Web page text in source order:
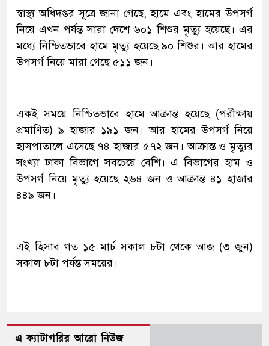
স্বাস্থ্য অধিদপ্তর সূত্রে জানা গেছে, হামে এবং হামের উপসর্গ
নিয়ে এখন পর্যন্ত সারা দেশে ৬০১ শিশুর মৃত্যু হয়েছে। এর
মধ্যে নিশ্চিতভাবে হামে মৃত্যু হয়েছে ৯০ শিশুর। আর হামের
উপসর্গ নিয়ে মারা গেছে ৫১১ জন।
একই সময়ে নিশ্চিতভাবে হামে আক্রান্ত হয়েছে (পরীক্ষায়
প্রমাণিত) ৯ হাজার ১৯১ জন। আর হামের উপসর্গ নিয়ে
হাসপাতালে এসেছে ৭৪ হাজার ৫৭২ জন। আক্রান্ত ও মৃত্যুর
সংখ্যা ঢাকা বিভাগে সবচেয়ে বেশি। এ বিভাগের হাম ও
উপসর্গ নিয়ে মৃত্যু হয়েছে ২৬৪ জন ও আক্রান্ত ৪১ হাজার
৪৪৯ জন।
এই হিসাব গত ১৫ মার্চ সকাল ৮টা থেকে আজ (৩ জুন)
সকাল ৮টা পর্যন্ত সময়ের।
এ ক্যাটাগরির আরো নিউজ